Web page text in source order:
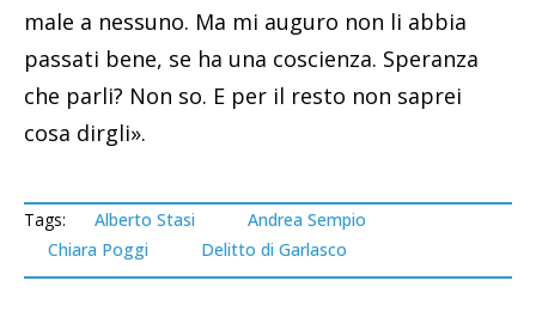
male a nessuno. Ma mi auguro non li abbia
passati bene, se ha una coscienza. Speranza
che parli? Non so. E per il resto non saprei
cosa dirgli».
Tags: Alberto Stasi
Andrea Sempio
Chiara Poggi
Delitto di Garlasco